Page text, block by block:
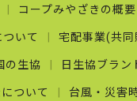
コープみやざきの概要
いて 宅配事業(共
の生協 日生協ブラン
ついて 台風・災害